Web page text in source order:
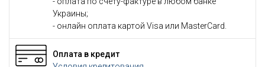
Украины;
- онлайн оплата картой Visa или MasterCard.
Оплата в кредит